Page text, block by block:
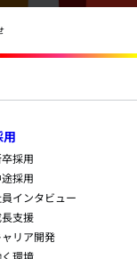
用
採用
採用
インタビュー
支援
ャリア開発